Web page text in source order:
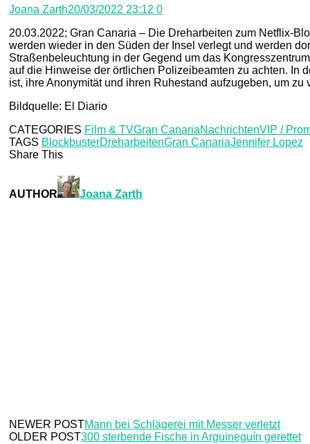
Joana Zarth20/03/2022 23:12 0
20.03.2022; Gran Canaria – Die Dreharbeiten zum Netflix-
werden wieder in den Süden der Insel verlegt und werden
Straßenbeleuchtung in der Gegend um das
auf die Hinweise der örtlichen Polizeibeamten zu achten. In
ist, ihre Anonymität und ihren Ruhestand aufzugeben, um
Bildquelle: El Diario
CATEGORIES Film & TVGran CanariaNachrichtenVIP /
TAGS BlockbusterDreharbeitenGran CanariaJennifer Lopez
Share This
AUTHOR Joana Zarth
NEWER POSTMann bei Schlägerei mit Messer verletzt
OLDER POST300 sterbende Fische in Arguineguín gerettet